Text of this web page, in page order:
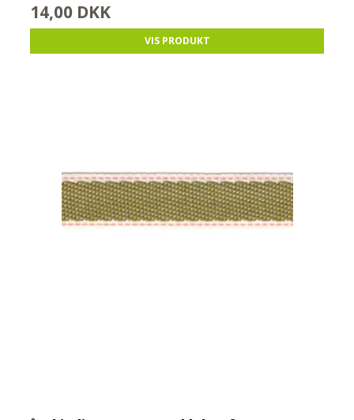
14,00 DKK
VIS PRODUKT